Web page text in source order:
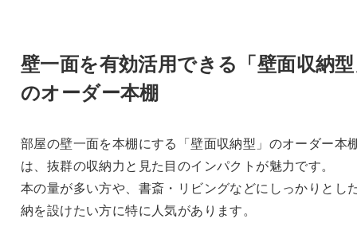
壁一面を有効活用できる「壁面収納
のオーダー本棚
部屋の壁一面を本棚にする「壁面収納型」のオーダー本
は、抜群の収納力と見た目のインパクトが魅力です。
本の量が多い方や、書斎・リビングなどにしっかりとし
納を設けたい方に特に人気があります。